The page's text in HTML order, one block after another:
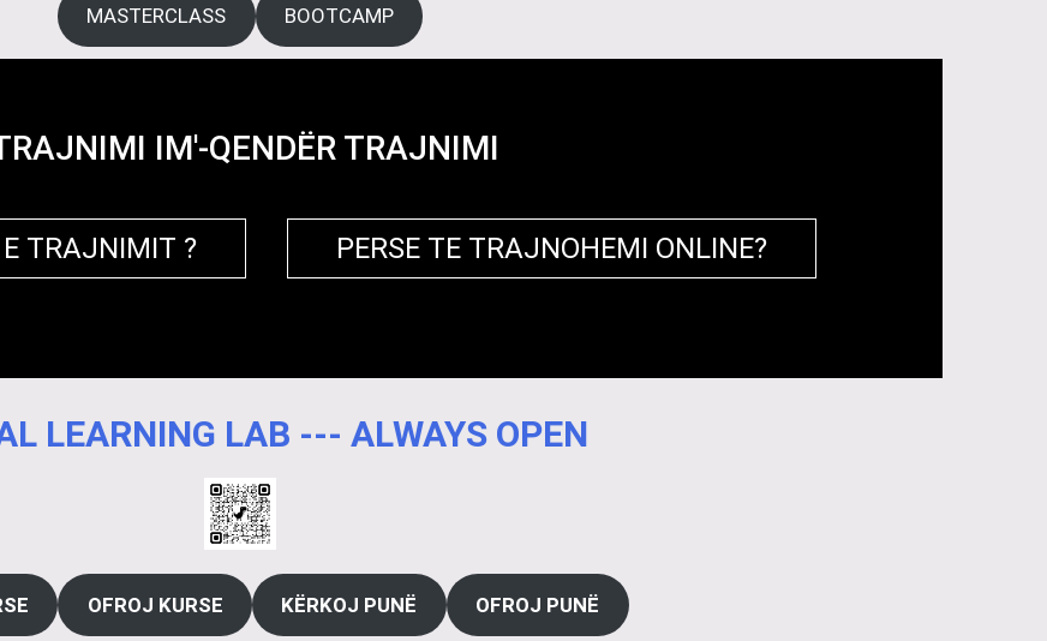
MASTERCLASS BOOTCAMP
IM'-QENDËR TRAJNIMI
TRAJNIMIT ? PERSE TE TRAJNOHEMI ONLINE?
LEARNING LAB --- ALWAYS OPEN
OFROJ KURSE KËRKOJ PUNË OFROJ PUNË